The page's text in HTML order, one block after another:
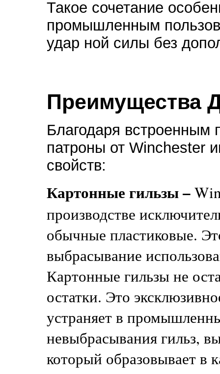
Такое сочетание
промышленным
удар ной силы без
Преимущества
Благодаря
патроны от Winchester
свойств:
Картонные гильзы –
производстве
обычные пластиковые.
выбрасывание
Картонные гильзы не
остатки. Это
устраняет в
невыбрасывания гильз,
который образовывает в